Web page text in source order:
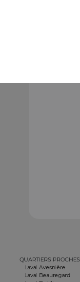
QUARTIERS PROCHES
Laval Avesnière
Laval Beauregard